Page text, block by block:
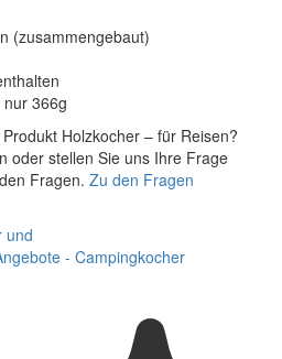
(zusammengebaut)
366g
Holzkocher – für Reisen?
oder stellen Sie uns Ihre Frage
Fragen. Zu den Fragen
und
- Campingkocher